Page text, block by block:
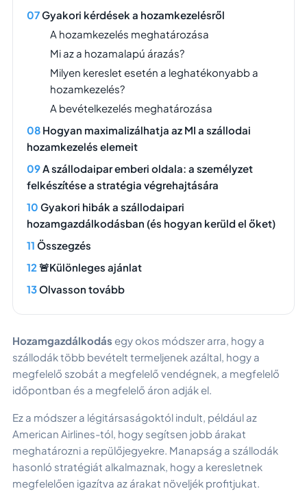
Gyakori kérdések a hozamkezelésről
A hozamkezelés meghatározása
Mi az a hozamalapú árazás?
Milyen kereslet esetén a leghatékonyabb a
hozamkezelés?
A bevételkezelés meghatározása
Hogyan maximalizálhatja az MI a szállodai
hozamkezelés elemeit
A szállodaipar emberi oldala: a személyzet
felkészítése a stratégia végrehajtására
Gyakori hibák a szállodaipari
hozamgazdálkodásban (és hogyan kerüld el őket)
Összegzés
🚨Különleges ajánlat
Olvasson tovább
Hozamgazdálkodás egy okos módszer arra, hogy a
szállodák több bevételt termeljenek azáltal, hogy a
megfelelő szobát a megfelelő vendégnek, a megfelelő
időpontban és a megfelelő áron adják el.
Ez a módszer a légitársaságoktól indult, például az
American Airlines-tól, hogy segítsen jobb árakat
meghatározni a repülőjegyekre. Manapság a szállodák
hasonló stratégiát alkalmaznak, hogy a keresletnek
megfelelően igazítva az árakat növeljék profitjukat.